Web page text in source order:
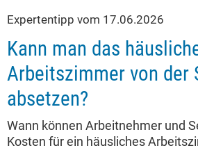
Expertentipp vom 17.06.2026
Kann man das
Arbeitszimmer von der
absetzen?
Wann können Arbeitnehmer und
Kosten für ein häusliches